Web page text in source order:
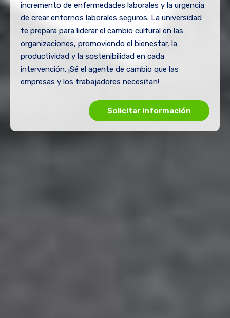
incremento de enfermedades laborales y la urgencia
de crear entornos laborales seguros. La universidad
te prepara para liderar el cambio cultural en las
organizaciones, promoviendo el bienestar, la
productividad y la sostenibilidad en cada
intervención. ¡Sé el agente de cambio que las
empresas y los trabajadores necesitan!
Solicitar información